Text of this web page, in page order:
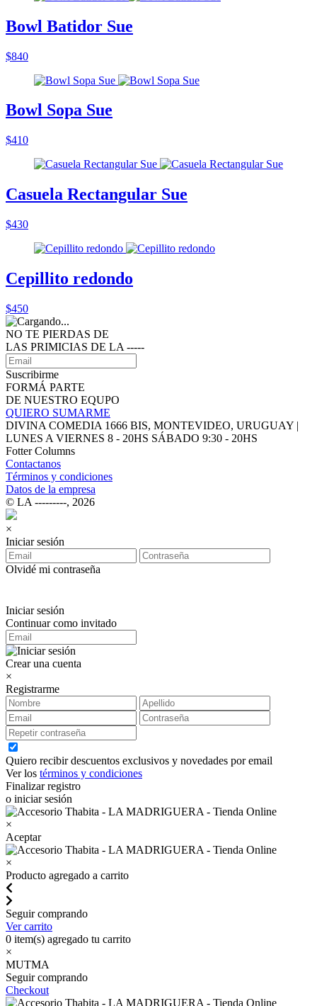
Bowl Batidor Sue
$840
Bowl Sopa Sue
$410
Casuela Rectangular Sue
$430
Cepillito redondo
$450
NO TE PIERDAS DE
LAS PRIMICIAS DE LA ‑‑‑‑‑
Suscribirme
FORMÁ PARTE
DE NUESTRO EQUPO
QUIERO SUMARME
DIVINA COMEDIA 1666 BIS, MONTEVIDEO, URUGUAY |
LUNES A VIERNES 8 - 20HS SÁBADO 9:30 - 20HS
Fotter Columns
Contactanos
Términos y condiciones
Datos de la empresa
© LA ‑‑‑‑‑‑‑‑‑, 2026
×
Iniciar sesión
Olvidé mi contraseña
Iniciar sesión
Continuar como invitado
Crear una cuenta
×
Registrarme
Quiero recibir descuentos exclusivos y novedades por email
Ver los términos y condiciones
Finalizar registro
o iniciar sesión
×
Aceptar
×
Producto agregado a carrito
Seguir comprando
Ver carrito
0 item(s) agregado tu carrito
×
MUTMA
Seguir comprando
Checkout